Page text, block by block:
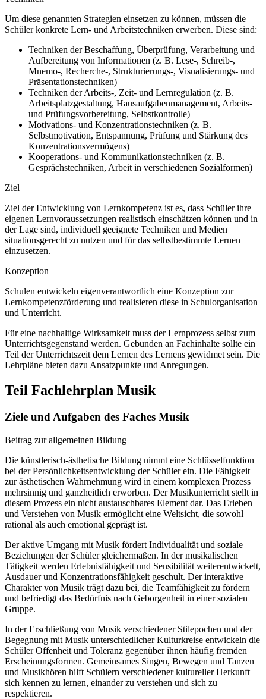
Um diese genannten Strategien einsetzen zu können, müssen die
Schüler konkrete Lern- und Arbeitstechniken erwerben. Diese sind:
Techniken der Beschaffung, Überprüfung, Verarbeitung und
Aufbereitung von Informationen (z. B. Lese-, Schreib-,
Mnemo-, Recherche-, Strukturierungs-, Visualisierungs- und
Präsentationstechniken)
Techniken der Arbeits-, Zeit- und Lernregulation (z. B.
Arbeitsplatzgestaltung, Hausaufgabenmanagement, Arbeits-
und Prüfungsvorbereitung, Selbstkontrolle)
Motivations- und Konzentrationstechniken (z. B.
Selbstmotivation, Entspannung, Prüfung und Stärkung des
Konzentrationsvermögens)
Kooperations- und Kommunikationstechniken (z. B.
Gesprächstechniken, Arbeit in verschiedenen Sozialformen)
Ziel
Ziel der Entwicklung von Lernkompetenz ist es, dass Schüler ihre
eigenen Lernvoraussetzungen realistisch einschätzen können und in
der Lage sind, individuell geeignete Techniken und Medien
situationsgerecht zu nutzen und für das selbstbestimmte Lernen
einzusetzen.
Konzeption
Schulen entwickeln eigenverantwortlich eine Konzeption zur
Lernkompetenzförderung und realisieren diese in Schulorganisation
und Unterricht.
Für eine nachhaltige Wirksamkeit muss der Lernprozess selbst zum
Unterrichtsgegenstand werden. Gebunden an Fachinhalte sollte ein
Teil der Unterrichtszeit dem Lernen des Lernens gewidmet sein. Die
Lehrpläne bieten dazu Ansatzpunkte und Anregungen.
Teil Fachlehrplan Musik
Ziele und Aufgaben des Faches Musik
Beitrag zur allgemeinen Bildung
Die künstlerisch-ästhetische Bildung nimmt eine Schlüsselfunktion
bei der Persönlichkeitsentwicklung der Schüler ein. Die Fähigkeit
zur ästhetischen Wahrnehmung wird in einem komplexen Prozess
mehrsinnig und ganzheitlich erworben. Der Musikunterricht stellt in
diesem Prozess ein nicht austauschbares Element dar. Das Erleben
und Verstehen von Musik ermöglicht eine Weltsicht, die sowohl
rational als auch emotional geprägt ist.
Der aktive Umgang mit Musik fördert Individualität und soziale
Beziehungen der Schüler gleichermaßen. In der musikalischen
Tätigkeit werden Erlebnisfähigkeit und Sensibilität weiterentwickelt,
Ausdauer und Konzentrationsfähigkeit geschult. Der interaktive
Charakter von Musik trägt dazu bei, die Teamfähigkeit zu fördern
und befriedigt das Bedürfnis nach Geborgenheit in einer sozialen
Gruppe.
In der Erschließung von Musik verschiedener Stilepochen und der
Begegnung mit Musik unterschiedlicher Kulturkreise entwickeln die
Schüler Offenheit und Toleranz gegenüber ihnen häufig fremden
Erscheinungsformen. Gemeinsames Singen, Bewegen und Tanzen
und Musikhören hilft Schülern verschiedener kultureller Herkunft
sich kennen zu lernen, einander zu verstehen und sich zu
respektieren.